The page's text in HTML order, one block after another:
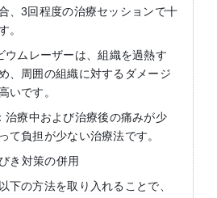
、3回程度の治療セッションで十
。
ウムレーザーは、組織を過熱す
、周囲の組織に対するダメージ
いです。
治療中および治療後の痛みが少
て負担が少ない治療法です。
き対策の併用
下の方法を取り入れることで、